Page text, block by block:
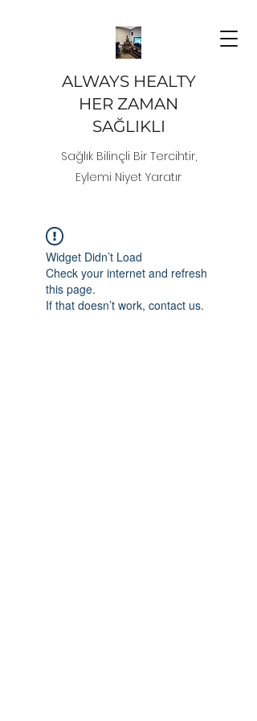
ALWAYS HEALTY
HER ZAMAN
SAĞLIKLI
Sağlık Bilinçli Bir Tercihtir,
Eylemi Niyet Yaratır
Widget Didn’t Load
Check your internet and refresh
this page.
If that doesn’t work, contact us.